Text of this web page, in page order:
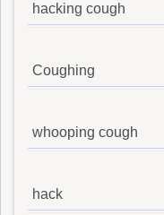
hacking cough
Coughing
whooping cough
hack